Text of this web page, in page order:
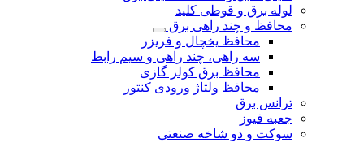
لوله برق و قوطی کلید
محافظ و چند راهی برق
محافظ یخچال و فریزر
سه راهی، چند راهی و سیم رابط
محافظ برق کولر گازی
محافظ ولتاژ ورودی کنتور
ترانس برق
جعبه فیوز
سوکت و دو شاخه صنعتی